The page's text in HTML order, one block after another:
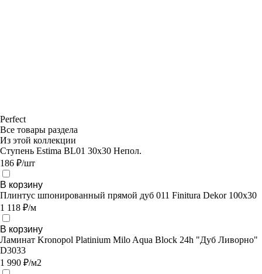
Perfect
Все товары раздела
Из этой коллекции
Ступень Estima BL01 30x30 Непол.
186 ₽/шт
В корзину
Плинтус шпонированный прямой дуб 011 Finitura Dekor 100х30
1 118 ₽/м
В корзину
Ламинат Kronopol Platinium Milo Aqua Block 24h "Дуб Ливорно"
D3033
1 990 ₽/м2